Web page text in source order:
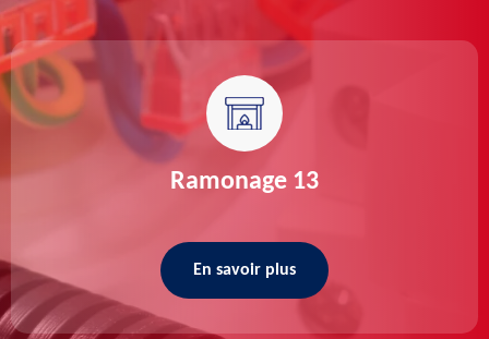
Ramonage 13
En savoir plus